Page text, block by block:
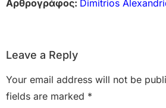
Αρθρογράφος: Dimitrios
Leave a Reply
Your email address will not be
fields are marked *